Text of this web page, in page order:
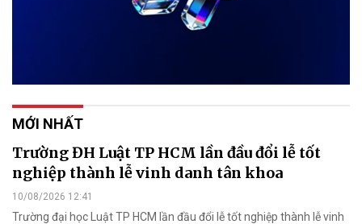
MỚI NHẤT
Trường ĐH Luật TP HCM lần đầu đổi lễ tốt
nghiệp thành lễ vinh danh tân khoa
10/08/2026 12:41
Trường đại học Luật TP HCM lần đầu đổi lễ tốt nghiệp thành lễ vinh